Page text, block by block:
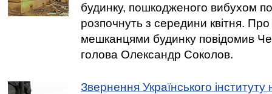
будинку, пошкодженого вибухом
розпочнуть з середини квітня. Про
мешканцями будинку повідомив
голова Олександр Соколов.
Звернення Українського інституту